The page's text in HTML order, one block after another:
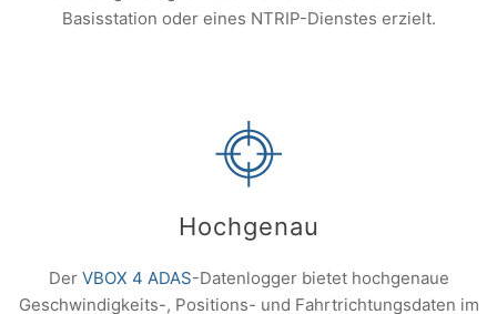
Basisstation oder eines NTRIP-Dienstes erzielt.
Hochgenau
Der VBOX 4 ADAS-Datenlogger bietet hochgenaue
Geschwindigkeits-, Positions- und Fahrtrichtungsdaten im